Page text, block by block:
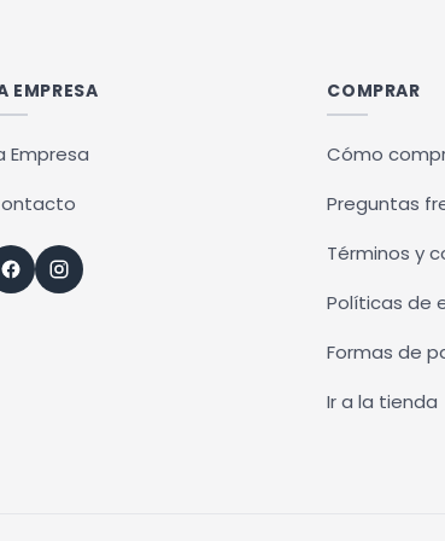
opciones
página
EMPRESA
Empresa
COMPRAR
Cómo
Preguntas
Términos y
Políticas de
Formas de
Ir a la tienda